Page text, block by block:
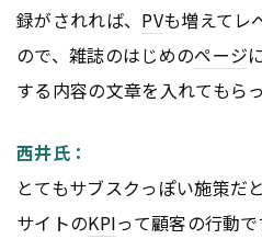
録がされれば、 PVも増えてレ
ので、雑誌のはじめのページ
する内容の文章を入れてもら
西井氏：
とてもサブスクっぽい施策だ
サイトのKPIって顧客の行動